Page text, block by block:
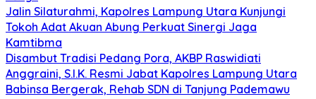
Jalin Silaturahmi, Kapolres Lampung Utara Kunjungi
Tokoh Adat Akuan Abung Perkuat Sinergi Jaga
Kamtibma
Disambut Tradisi Pedang Pora, AKBP Raswidiati
Anggraini, S.I.K. Resmi Jabat Kapolres Lampung Utara
Babinsa Bergerak, Rehab SDN di Tanjung Pademawu